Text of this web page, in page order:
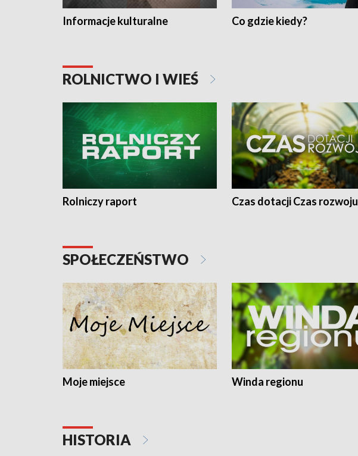
Informacje kulturalne Co gdzie kiedy?
ROLNICTWO I WIEŚ
Rolniczy raport Czas dotacji Czas rozwoju
SPOŁECZEŃSTWO
Moje miejsce Winda regionu
HISTORIA